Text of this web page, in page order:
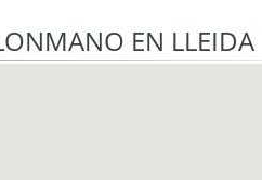
EN LLEIDA